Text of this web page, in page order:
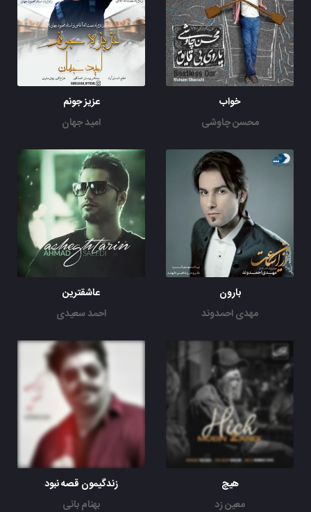
خواب
محسن چاوشی
عزیز جونم
امید جهان
بارون
مهدی احمدوند
عاشقترین
احمد سعیدی
هیچ
معین زد
زندگیمون قصه نبود
بهنام بانی